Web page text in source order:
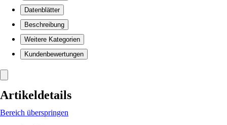
Datenblätter
Beschreibung
Weitere Kategorien
Kundenbewertungen
Artikeldetails
Bereich überspringen